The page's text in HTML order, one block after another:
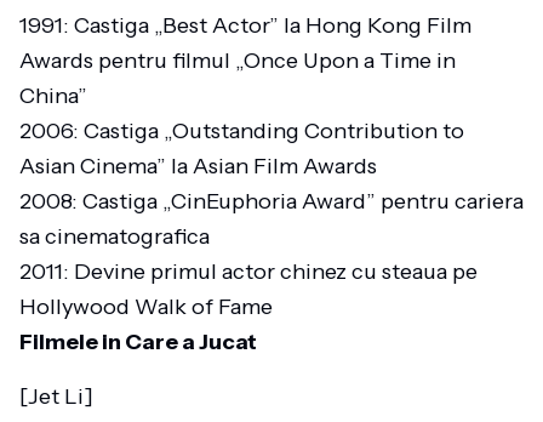
1991: Castiga „Best Actor” la Hong Kong Film
Awards pentru filmul „Once Upon a Time in
China”
2006: Castiga „Outstanding Contribution to
Asian Cinema” la Asian Film Awards
2008: Castiga „CinEuphoria Award” pentru cariera
sa cinematografica
2011: Devine primul actor chinez cu steaua pe
Hollywood Walk of Fame
Filmele in Care a Jucat
[Jet Li]